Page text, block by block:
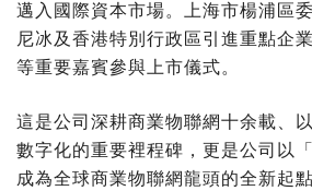
邁入國際資本市場。上海市楊浦區
尼冰及香港特別行政區引進重點企
等重要嘉賓參與上市儀式。
這是公司深耕商業物聯網十余載、
數字化的重要裡程碑，更是公司以
成為全球商業物聯網龍頭的全新起點